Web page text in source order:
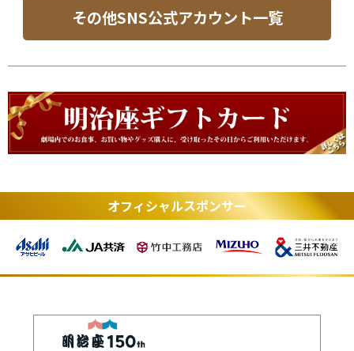
その他SNS公式アカウント一覧
オフィシャルスポンサー